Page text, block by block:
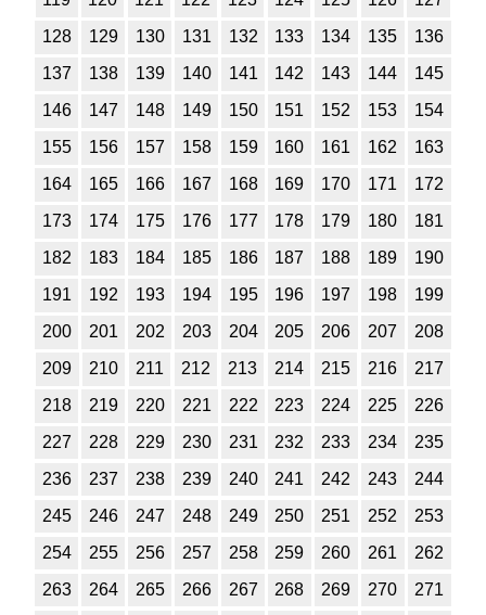
Окружающий мир
2 3 4 5 6 7 9 10
11
Технология
2 3 4 5 6 7 9 10
11
2 3 4 5 6 7 9 10
11
Французский язык
2 3 4 5 6 7 9 10
11
2 3 4 5 6 7 9 10
11
Черчение
128
129 130 131 132 133 134 135
136
137
138 139 140 141 142 143 144
145
146
147 148 149 150 151 152 153
154
155
156 157 158 159 160 161 162
163
164
165 166 167 168 169 170 171
172
173
174 175 176 177 178 179 180
181
182
183 184 185 186 187 188 189
190
191
192 193 194 195 196 197 198
199
200
201 202 203 204 205 206 207
208
209
210 211 212 213 214 215 216
217
218
219 220 221 222 223 224 225
226
227
228 229 230 231 232 233 234
235
236
237 238 239 240 241 242 243
244
245
246 247 248 249 250 251 252
253
254
255 256 257 258 259 260 261
262
263
264 265 266 267 268 269 270
271